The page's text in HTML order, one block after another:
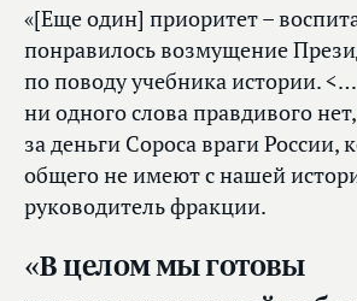
«[Еще один] приоритет –
понравилось возмущение
по поводу учебника истории.
ни одного слова правдивого
за деньги Сороса враги России,
общего не имеют с нашей
руководитель фракции.
«В целом мы готовы